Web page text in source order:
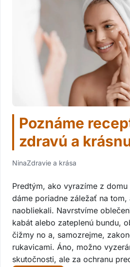
Poznáme
zdravú a
NinaZdravie a krása
Predtým, ako vyrazíme z
dáme poriadne záležať na tom,
naobliekali. Navrstvíme
kabát alebo zateplenú bundu,
čižmy no a, samozrejme,
rukavicami. Áno, možno
skutočnosti, ale za ochranu